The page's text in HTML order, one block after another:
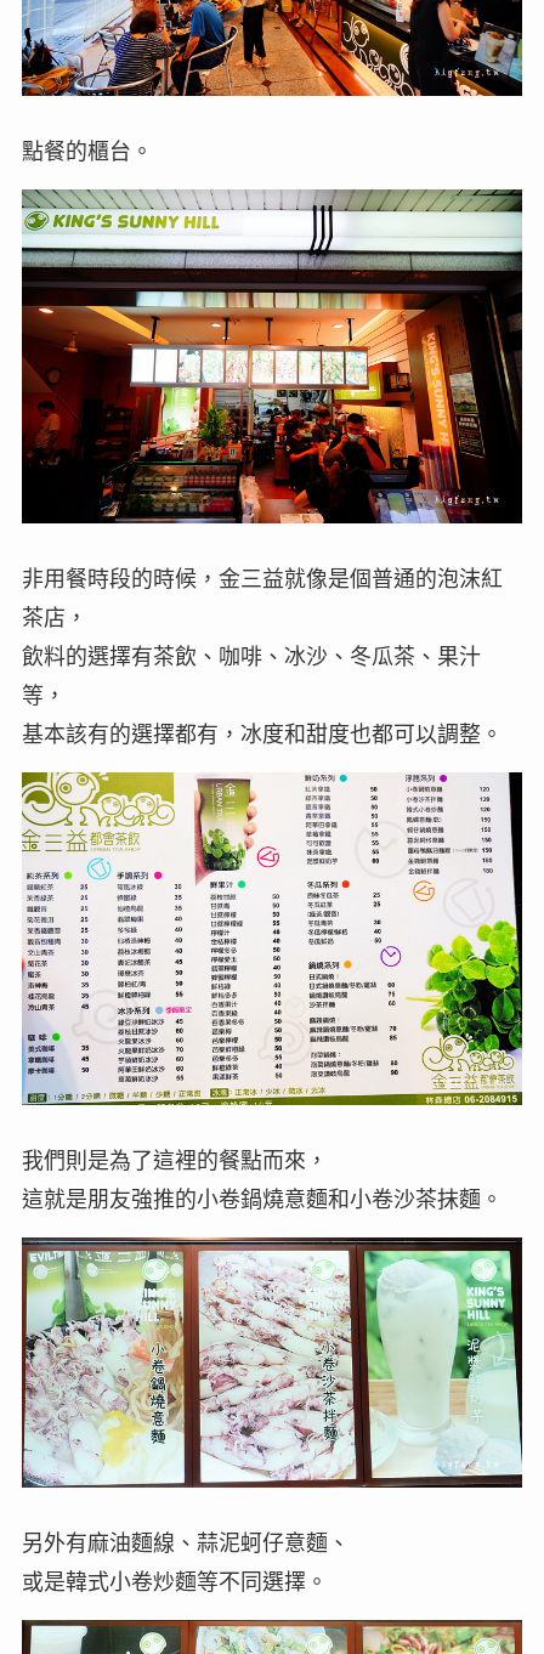
點餐的櫃台。
非用餐時段的時候，金三益就像是個普通的泡沫紅
茶店，
飲料的選擇有茶飲、咖啡、冰沙、冬瓜茶、果汁
等，
基本該有的選擇都有，冰度和甜度也都可以調整。
我們則是為了這裡的餐點而來，
這就是朋友強推的小卷鍋燒意麵和小卷沙茶抹麵。
另外有麻油麵線、蒜泥蚵仔意麵、
或是韓式小卷炒麵等不同選擇。